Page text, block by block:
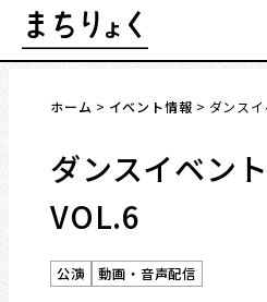
Skip
to
イベント
ホーム イベント情報 ダンス
ダンスイベン
VOL.6
公演 動画・音声配信